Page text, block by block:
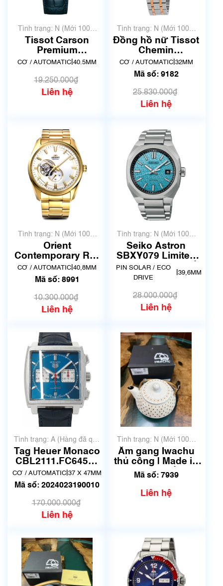
Tình trạng: N (Mới 100%
chưa qua sử dụng)
Tissot Carson
Premium
Powermatic 80
| New
CƠ / AUTOMATIC 40.5MM
19.250.000₫
Liên hệ
Tình trạng: N (Mới 100%
chưa qua sử dụng)
Đồng hồ nữ Tissot
Chemin
DeTourelles
Powermatic 80
| Mã số 9182
CƠ / AUTOMATIC| 32MM
Mã số: 9182
25.830.000₫
Liên hệ
Tình trạng: N (Mới 100%
chưa qua sử dụng)
Orient
Contemporary RN-
AR0007S | F6S2-
UAA0 | Mã số 8991
CƠ / AUTOMATIC 40,8MM
Mã số: 8991
10.300.000₫
Liên hệ
Tình trạng: N (Mới 100%
chưa qua sử dụng)
Seiko Astron
SBXY079 Limited
600 | Hàng đang về
PIN SOLAR / ECO
DRIVE
39,6MM
28.000.000₫
Liên hệ
Tình trạng: A (Hàng đã qua
sử dụng nhưng rất đẹp,
không có xước)
Tag Heuer Monaco
CBL2111.FC6453 |
Đã qua sử dụng
lướt
CƠ / AUTOMATIC 37 X 47MM
Mã số: 2024023190010
170.000.000₫
Liên hệ
Tình trạng: N (Mới 100%
chưa qua sử dụng)
Ấm gang Iwachu
thủ công | Made in
Japan | Mã số 7939
Mã số: 7939
Liên hệ